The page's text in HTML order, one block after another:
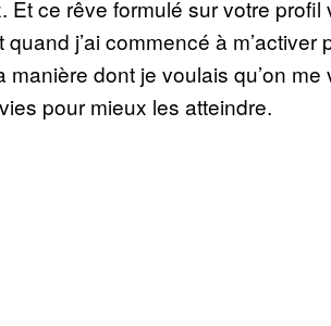
Et ce rêve formulé sur votre
quand j’ai commencé à
dont je voulais qu’on me
pour mieux les atteindre.